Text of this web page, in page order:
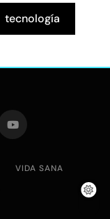
tecnología
VIDA SANA